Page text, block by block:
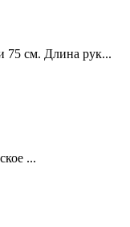
75 см. Длина рук...
...